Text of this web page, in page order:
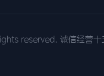
reserved. 诚信经营十